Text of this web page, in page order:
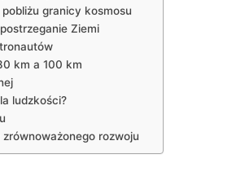
granicy kosmosu
Ziemi
km a 100 km
ludzkości?
rozwoju